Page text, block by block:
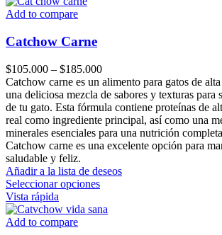
Add to compare
Catchow Carne
$105.000 – $185.000Price
range:
$105.000
through
$185.000
Catchow carne es un alimento para gatos de
una deliciosa mezcla de sabores y texturas para
de tu gato. Esta fórmula contiene proteínas de
real como ingrediente principal, así como una
minerales esenciales para una nutrición
Catchow carne es una excelente opción para
saludable y feliz.
Añadir a la lista de deseos
Seleccionar opcionesEste
tiene
Vista rápida
Add to compare